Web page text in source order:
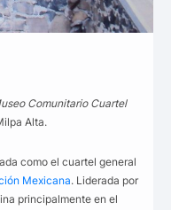
Comunitario Cuartel
Alta.
como el cuartel general
Mexicana. Liderada por
principalmente en el